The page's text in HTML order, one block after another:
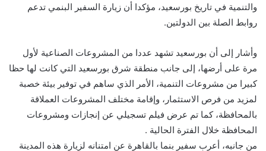
والتنمية في تاريخ بورسعيد، مؤكدا أن زيارة السفير البنمي تدعم
روابط الصلة بين الدولتين.
وأشار إلى أن بورسعيد تشهد عددا من المشروعات الصناعية لأول
مرة على أرضها، إلى جانب منطقة شرق بورسعيد التي كانت لها حظا
كبيرا من مشروعات التنمية، الأمر الذي ساهم في توفير بيئة خصبة
لمزيد من فرص الاستثمار، وإقامة مختلف المشروعات العملاقة
بالمحافظة، كما تم عرض فيلم تسجيلي عن إنجازات ومشروعات
المحافظة خلال الفترة الحالية .
من جانبه، أعرب سفير بنما بالقاهرة عن امتنانه لزيارة هذه المدينة